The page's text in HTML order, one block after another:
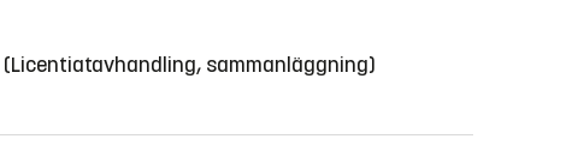
(Licentiatavhandling, sammanläggning)